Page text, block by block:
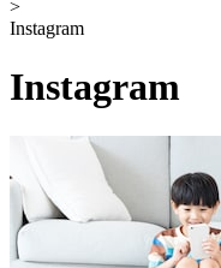
>
Instagram
Instagram